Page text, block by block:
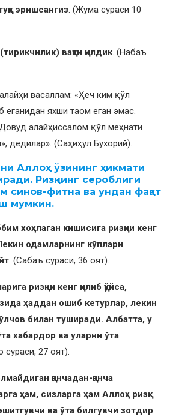
эришсангиз. (Жума сураси 10
вақти қилдик. (Набаъ
васаллам: «Ҳеч ким қўл
еганидан яхши таом еган эмас.
алайҳиссалом қўл меҳнати
дедилар». (Саҳиҳул Бухорий).
Аллоҳ ўзининг ҳикмати
Ризқнинг сероблиги
синов-фитна ва ундан фақат
мумкин.
хоҳлаган кишисига ризқни кенг
одамларнинг кўплари
. (Сабаъ сураси, 36 оят).
ризқни кенг қилиб қўйса,
ҳаддан ошиб кетурлар, лекин
билан туширади. Албатта, у
хабардор ва уларни ўта
сураси, 27 оят).
қанчадан-қанча
ҳам, сизларга ҳам Аллоҳ ризқ
ва ўта билгувчи зотдир.